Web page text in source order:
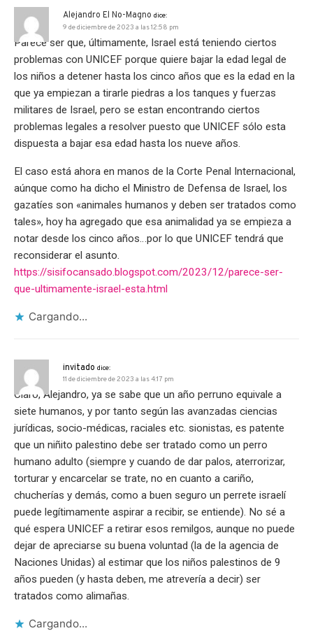
Alejandro El No-Magno dice:
9 de diciembre de 2023 a las 12:58 pm
Parece ser que, últimamente, Israel está teniendo ciertos
problemas con UNICEF porque quiere bajar la edad legal de
los niños a detener hasta los cinco años que es la edad en la
que ya empiezan a tirarle piedras a los tanques y fuerzas
militares de Israel, pero se estan encontrando ciertos
problemas legales a resolver puesto que UNICEF sólo esta
dispuesta a bajar esa edad hasta los nueve años.
El caso está ahora en manos de la Corte Penal Internacional,
aúnque como ha dicho el Ministro de Defensa de Israel, los
gazatíes son «animales humanos y deben ser tratados como
tales», hoy ha agregado que esa animalidad ya se empieza a
notar desde los cinco años…por lo que UNICEF tendrá que
reconsiderar el asunto.
https://sisifocansado.blogspot.com/2023/12/parece-ser-
que-ultimamente-israel-esta.html
Cargando...
invitado dice:
11 de diciembre de 2023 a las 4:17 pm
Claro, Alejandro, ya se sabe que un año perruno equivale a
siete humanos, y por tanto según las avanzadas ciencias
jurídicas, socio-médicas, raciales etc. sionistas, es patente
que un niñito palestino debe ser tratado como un perro
humano adulto (siempre y cuando de dar palos, aterrorizar,
torturar y encarcelar se trate, no en cuanto a cariño,
chucherías y demás, como a buen seguro un perrete israelí
puede legítimamente aspirar a recibir, se entiende). No sé a
qué espera UNICEF a retirar esos remilgos, aunque no puede
dejar de apreciarse su buena voluntad (la de la agencia de
Naciones Unidas) al estimar que los niños palestinos de 9
años pueden (y hasta deben, me atrevería a decir) ser
tratados como alimañas.
Cargando...